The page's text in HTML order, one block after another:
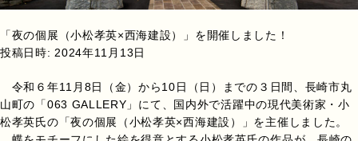
「夜の個展（小松孝英×西海建設）」を開催しました！
投稿日時:2024年11月13日
令和６年11月8日（金）から10日（日）までの３日間、長崎市丸
山町の「063 GALLERY」にて、国内外で活躍中の現代美術家・小
松孝英氏の「夜の個展（小松孝英×西海建設）」を主催しました。